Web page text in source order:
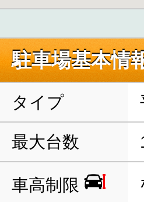
駐車場基本情
タイプ
最大台数
車高制限